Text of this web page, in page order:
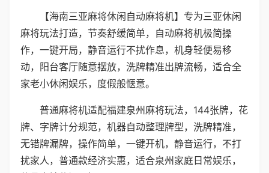
【海南三亚麻将休闲自动麻将机】专为三亚休闲
麻将玩法打造，节奏舒缓简单，自动麻将机极简操
作，一键开局，静音运行不扰作息，机身轻便易移
动，阳台客厅随意摆放，洗牌精准出牌流畅，适合全
家老小休闲娱乐，度假般惬意。
普通麻将机适配福建泉州麻将玩法，144张牌，花
牌、字牌计分规范，机器自动整理牌型，洗牌精准，
无错牌漏牌，操作简单，一键开机，静音运行，不打
扰家人，普通款经济实惠，适合泉州家庭日常娱乐，